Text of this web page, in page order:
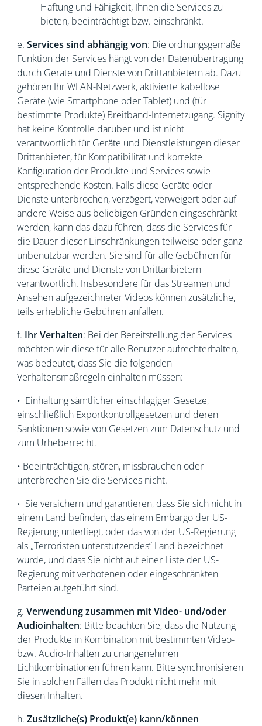
Haftung und Fähigkeit, Ihnen die Services zu
bieten, beeinträchtigt bzw. einschränkt.
e. Services sind abhängig von: Die ordnungsgemäße
Funktion der Services hängt von der Datenübertragung
durch Geräte und Dienste von Drittanbietern ab. Dazu
gehören Ihr WLAN-Netzwerk, aktivierte kabellose
Geräte (wie Smartphone oder Tablet) und (für
bestimmte Produkte) Breitband-Internetzugang. Signify
hat keine Kontrolle darüber und ist nicht
verantwortlich für Geräte und Dienstleistungen dieser
Drittanbieter, für Kompatibilität und korrekte
Konfiguration der Produkte und Services sowie
entsprechende Kosten. Falls diese Geräte oder
Dienste unterbrochen, verzögert, verweigert oder auf
andere Weise aus beliebigen Gründen eingeschränkt
werden, kann das dazu führen, dass die Services für
die Dauer dieser Einschränkungen teilweise oder ganz
unbenutzbar werden. Sie sind für alle Gebühren für
diese Geräte und Dienste von Drittanbietern
verantwortlich. Insbesondere für das Streamen und
Ansehen aufgezeichneter Videos können zusätzliche,
teils erhebliche Gebühren anfallen.
f. Ihr Verhalten: Bei der Bereitstellung der Services
möchten wir diese für alle Benutzer aufrechterhalten,
was bedeutet, dass Sie die folgenden
Verhaltensmaßregeln einhalten müssen:
• Einhaltung sämtlicher einschlägiger Gesetze,
einschließlich Exportkontrollgesetzen und deren
Sanktionen sowie von Gesetzen zum Datenschutz und
zum Urheberrecht.
• Beeinträchtigen, stören, missbrauchen oder
unterbrechen Sie die Services nicht.
• Sie versichern und garantieren, dass Sie sich nicht in
einem Land befinden, das einem Embargo der US-
Regierung unterliegt, oder das von der US-Regierung
als „Terroristen unterstützendes“ Land bezeichnet
wurde, und dass Sie nicht auf einer Liste der US-
Regierung mit verbotenen oder eingeschränkten
Parteien aufgeführt sind.
g. Verwendung zusammen mit Video- und/oder
Audioinhalten: Bitte beachten Sie, dass die Nutzung
der Produkte in Kombination mit bestimmten Video-
bzw. Audio-Inhalten zu unangenehmen
Lichtkombinationen führen kann. Bitte synchronisieren
Sie in solchen Fällen das Produkt nicht mehr mit
diesen Inhalten.
h. Zusätzliche(s) Produkt(e) kann/können